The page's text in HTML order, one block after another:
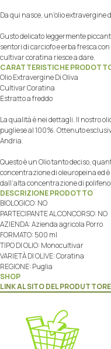
Da qui nasce, un'olio extravergine
Gusto delicato leggermente
sentori di carciofo e erba fresca
cultivar coratina riesce a dare.
CARATTERISTICHE
Olio Extravergine Di Oliva
Cultivar Coratina
Estratto a freddo
La qualità è nei dettagli. Il nostro
pugliese al 100%. Ottenuto
Andria.
Questo è un Olio tanto deciso,
concentrazione di oleuropeina ed
dall’alta concentrazione di
DESCRIZIONE PRODOTTO
BIOLOGICO: NO
PARTECIPANTE AL CONCORSO: NO
AZIENDA: Azienda agricola Porro
FORMATO: 500 ml
TIPO DI OLIO: Monocultivar
VARIETÀ DI OLIVE: Coratina
REGIONE: Puglia
SHOP
LINK AL SITO DEL